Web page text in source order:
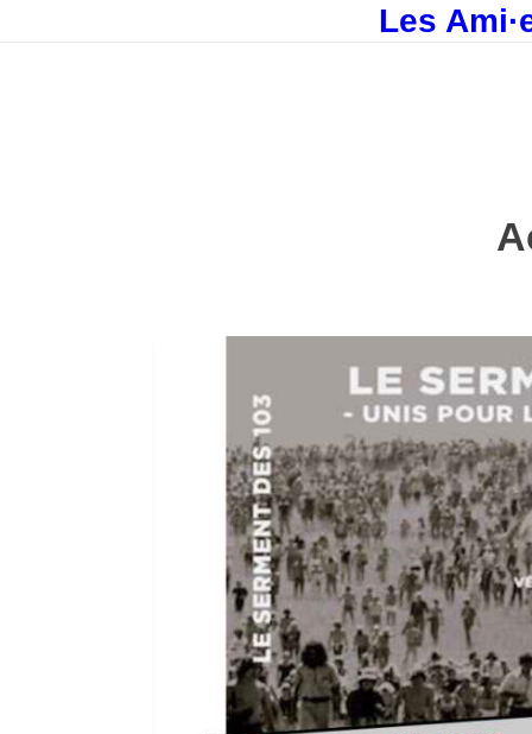
Les